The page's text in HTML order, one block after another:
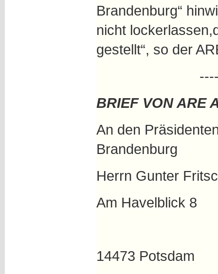
Brandenburg“
nicht
gestellt“, so der
BRIEF VON ARE
An den
Brandenburg
Herrn Gunter
Am Havelblick 8
14473 Potsdam